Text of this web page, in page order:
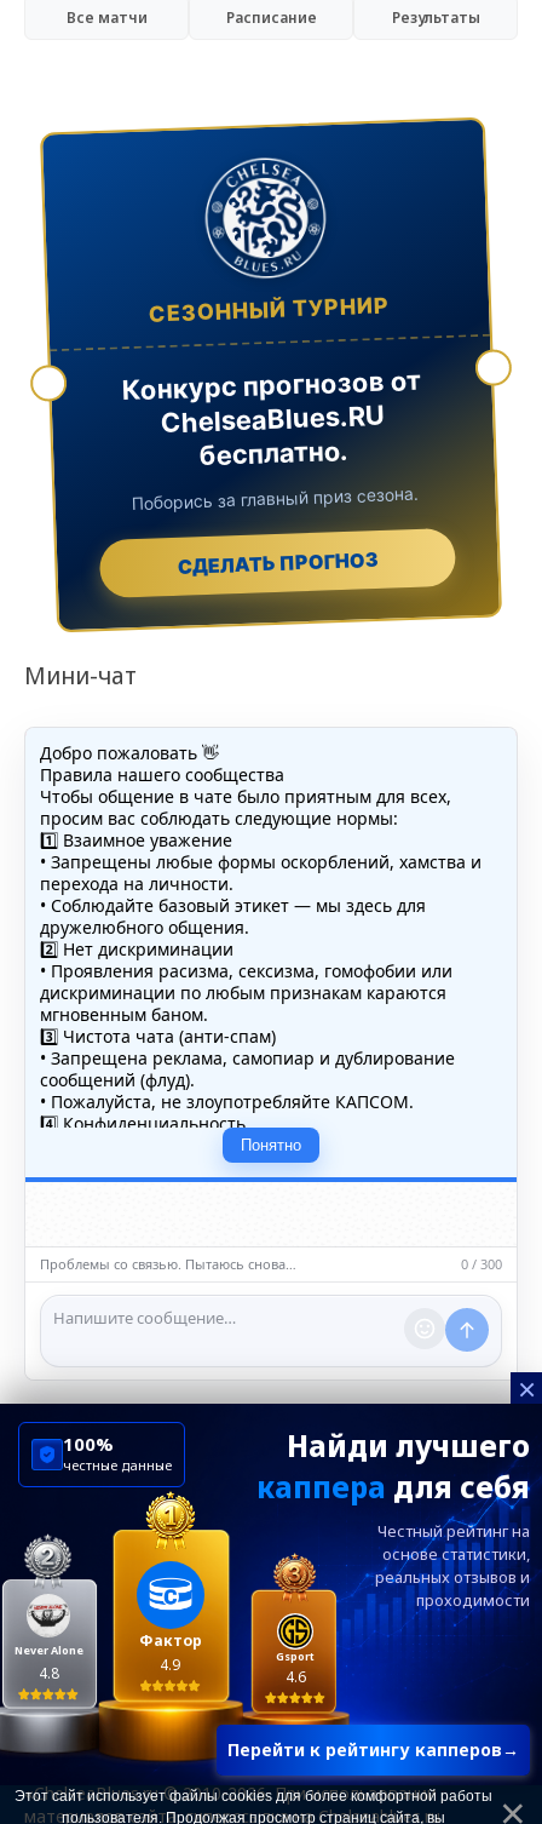
Все матчи Расписание Результаты
СЕЗОННЫЙ ТУРНИР
Конкурс прогнозов от
ChelseaBlues.RU
бесплатно.
Поборись за главный приз сезона.
СДЕЛАТЬ ПРОГНОЗ
Мини-чат
Добро пожаловать 👋
Правила нашего сообщества
Чтобы общение в чате было приятным для всех,
просим вас соблюдать следующие нормы:
1️⃣ Взаимное уважение
• Запрещены любые формы оскорблений, хамства и
перехода на личности.
• Соблюдайте базовый этикет — мы здесь для
дружелюбного общения.
2️⃣ Нет дискриминации
• Проявления расизма, сексизма, гомофобии или
дискриминации по любым признакам караются
мгновенным баном.
3️⃣ Чистота чата (анти-спам)
• Запрещена реклама, самопиар и дублирование
сообщений (флуд).
• Пожалуйста, не злоупотребляйте КАПСОМ.
4️⃣ Конфиденциальность
• Не публикуйте личные данные — свои или чужие
(телефоны, адреса, документы).
5️⃣ Уместность контента
насилию.
ℹ️ Модераторы и администраторы вправе удалять
сообщения и ограничивать доступ к чату при
нарушении правил.
Понятно
Проблемы со связью. Пытаюсь снова… 0 / 300
×
Найди лучшего
каппера для себя
Честный рейтинг на
основе статистики,
реальныхотзывов и
проходимости
Перейти к рейтингу капперов→
Фактор
4.9
Never Alone
4.8
Gsport
4.6
100%
честные данные
ChelseaBluesRu
ФК Челси
Посетителям
Информация
Ежевечерний дайджест главных новостей от
редакции ChelseaBlues.ru — подписывайтесь!
«ChelseaBlues.ru © 2010-2026. При использовании
материалов сайта, гиперссылка на Chelseablues.ru
Этот сайт использует файлы cookies для более комфортной работы
пользователя. Продолжая просмотр страниц сайта, вы